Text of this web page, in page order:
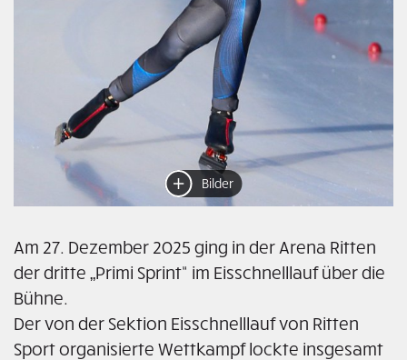
Bilder
Am 27. Dezember 2025 ging in der Arena Ritten
der dritte „Primi Sprint“ im Eisschnelllauf über die
Bühne.
Der von der Sektion Eisschnelllauf von Ritten
Sport organisierte Wettkampf lockte insgesamt